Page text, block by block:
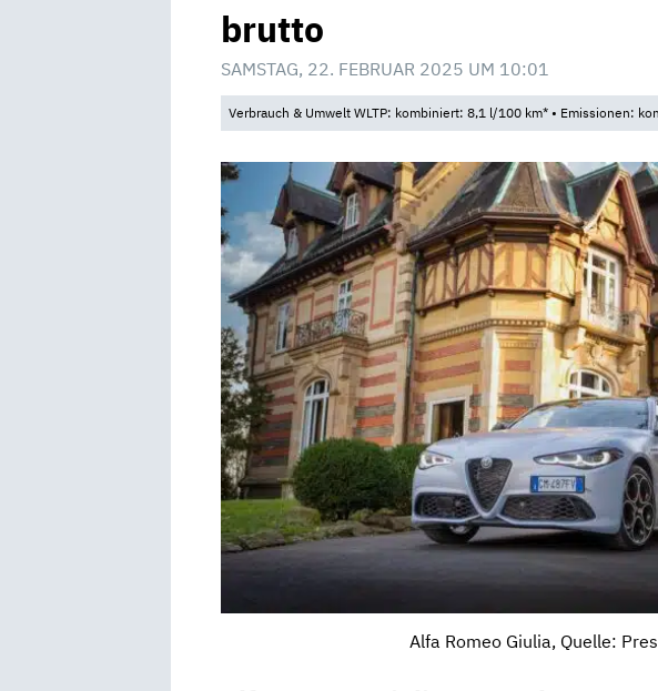
brutto
SAMSTAG, 22. FEBRUAR 2025 UM 10:01
Verbrauch & Umwelt WLTP: kombiniert: 8,1 l/100 km* • Emissionen:
Alfa Romeo Giulia, Quelle: